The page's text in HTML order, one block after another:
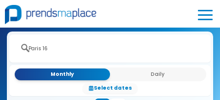
Monthly
Daily
Select dates